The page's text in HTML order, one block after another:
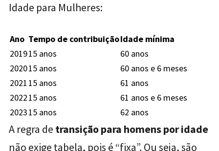
Idade para Mulheres:
Ano Tempo de contribuiçãoIdade mínima
201915 anos
60 anos
202015 anos
60 anos e 6 meses
2021 15 anos
61 anos
202215 anos
61 anos e 6 meses
202315 anos 62 anos
A regra de transição para homens por idade
não exige tabela, pois é “fixa”. Ou seja, são